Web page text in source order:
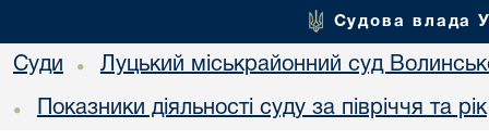
Судова влада
Суди • Луцький міськрайонний суд
• Показники діяльності суду за півріччя та рік